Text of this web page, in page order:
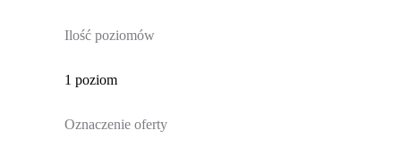
Ilość poziomów
1 poziom
Oznaczenie oferty